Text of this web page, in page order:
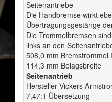
Seitenantriebe
Die Handbremse wirkt
Übertragungsgestänge
Die Trommelbremsen
links an den
508,0 mm Bremstrommel
114,3 mm Belagsbreite
Seitenantrieb
Hersteller Vickers
7,47:1 Übersetzung